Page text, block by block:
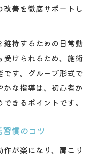
善を徹底サポートし
維持するための日常動
受けられるため、施術
です。グループ形式で
かな指導は、初心者か
きるポイントです。
慣のコツ
が楽になり、肩こり